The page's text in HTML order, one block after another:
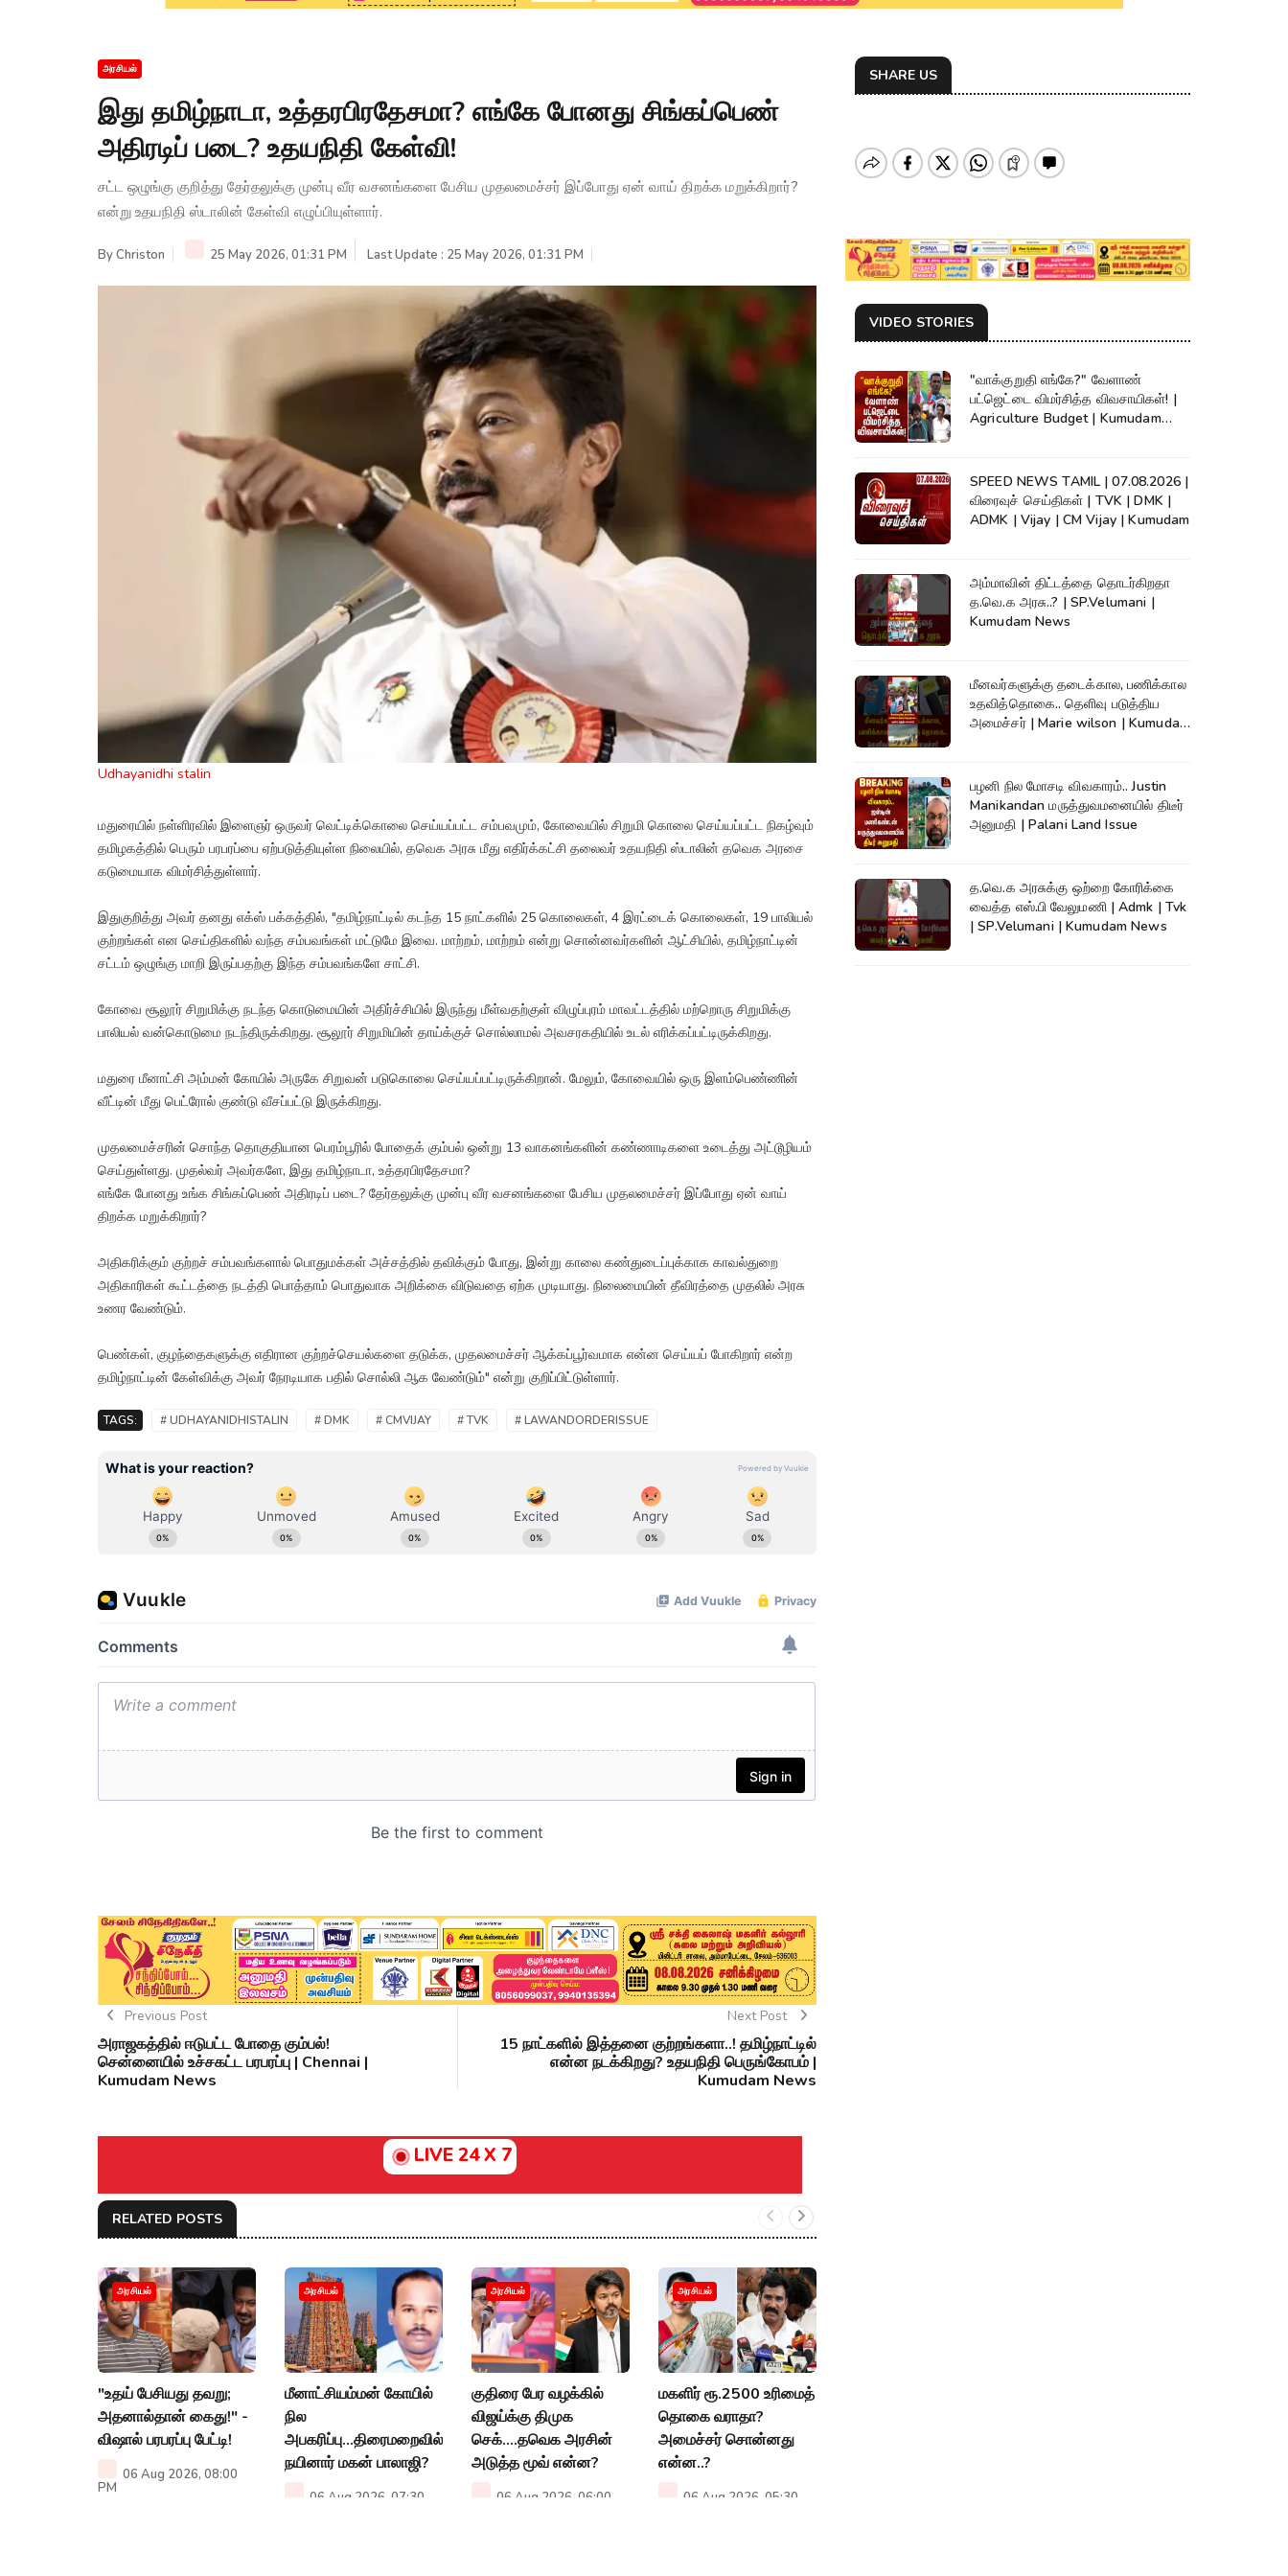
அரசியல்
இது தமிழ்நாடா, உத்தரபிரதேசமா? எங்கே போனது சிங்கப்பெண்
அதிரடிப் படை? உதயநிதி கேள்வி!
சட்ட ஒழுங்கு குறித்து தேர்தலுக்கு முன்பு வீர வசனங்களை பேசிய முதலமைச்சர் இப்போது ஏன் வாய் திறக்க மறுக்கிறார்?
என்று உதயநிதி ஸ்டாலின் கேள்வி எழுப்பியுள்ளார்.
ByChriston 25 May 2026, 01:31 PM Last Update : 25 May 2026, 01:31 PM
Udhayanidhi stalin
மதுரையில் நள்ளிரவில் இளைஞர் ஒருவர் வெட்டிக்கொலை செய்யப்பட்ட சம்பவமும், கோவையில் சிறுமி கொலை செய்யப்பட்ட நிகழ்வும்
தமிழகத்தில் பெரும் பரபரப்பை ஏற்படுத்தியுள்ள நிலையில், தவெக அரசு மீது எதிர்க்கட்சி தலைவர் உதயநிதி ஸ்டாலின் தவெக அரசை
கடுமையாக விமர்சித்துள்ளார்.
இதுகுறித்து அவர் தனது எக்ஸ் பக்கத்தில், "தமிழ்நாட்டில் கடந்த 15 நாட்களில் 25 கொலைகள், 4 இரட்டைக் கொலைகள், 19 பாலியல்
குற்றங்கள் என செய்திகளில் வந்த சம்பவங்கள் மட்டுமே இவை. மாற்றம், மாற்றம் என்று சொன்னவர்களின் ஆட்சியில், தமிழ்நாட்டின்
சட்டம் ஒழுங்கு மாறி இருப்பதற்கு இந்த சம்பவங்களே சாட்சி.
கோவை சூலூர் சிறுமிக்கு நடந்த கொடுமையின் அதிர்ச்சியில் இருந்து மீள்வதற்குள் விழுப்புரம் மாவட்டத்தில் மற்றொரு சிறுமிக்கு
பாலியல் வன்கொடுமை நடந்திருக்கிறது. சூலூர் சிறுமியின் தாய்க்குச் சொல்லாமல் அவசரகதியில் உடல் எரிக்கப்பட்டிருக்கிறது.
மதுரை மீனாட்சி அம்மன் கோயில் அருகே சிறுவன் படுகொலை செய்யப்பட்டிருக்கிறான். மேலும், கோவையில் ஒரு இளம்பெண்ணின்
வீட்டின் மீது பெட்ரோல் குண்டு வீசப்பட்டு இருக்கிறது.
முதலமைச்சரின் சொந்த தொகுதியான பெரம்பூரில் போதைக் கும்பல் ஒன்று 13 வாகனங்களின் கண்ணாடிகளை உடைத்து அட்டூழியம்
செய்துள்ளது. முதல்வர் அவர்களே, இது தமிழ்நாடா, உத்தரபிரதேசமா?
எங்கே போனது உங்க சிங்கப்பெண் அதிரடிப் படை? தேர்தலுக்கு முன்பு வீர வசனங்களை பேசிய முதலமைச்சர் இப்போது ஏன் வாய்
திறக்க மறுக்கிறார்?
அதிகரிக்கும் குற்றச் சம்பவங்களால் பொதுமக்கள் அச்சத்தில் தவிக்கும் போது, இன்று காலை கண்துடைப்புக்காக காவல்துறை
அதிகாரிகள் கூட்டத்தை நடத்தி பொத்தாம் பொதுவாக அறிக்கை விடுவதை ஏற்க முடியாது. நிலைமையின் தீவிரத்தை முதலில் அரசு
உணர வேண்டும்.
பெண்கள், குழந்தைகளுக்கு எதிரான குற்றச்செயல்களை தடுக்க, முதலமைச்சர் ஆக்கப்பூர்வமாக என்ன செய்யப் போகிறார் என்ற
தமிழ்நாட்டின் கேள்விக்கு அவர் நேரடியாக பதில் சொல்லி ஆக வேண்டும்" என்று குறிப்பிட்டுள்ளார்.
TAGS: # UDHAYANIDHISTALIN # DMK # CMVIJAY # TVK # LAWANDORDERISSUE
Previous Post
அராஜகத்தில் ஈடுபட்ட போதை கும்பல்!
சென்னையில் உச்சகட்ட பரபரப்பு | Chennai |
Kumudam News
Next Post
15 நாட்களில் இத்தனை குற்றங்களா..! தமிழ்நாட்டில்
என்ன நடக்கிறது? உதயநிதி பெருங்கோபம் |
Kumudam News
LIVE 24 X 7
RELATED POSTS
அரசியல்
"உதய் பேசியது தவறு;
அதனால்தான் கைது!" -
விஷால் பரபரப்பு பேட்டி!
06 Aug 2026, 08:00
PM
அரசியல்
மீனாட்சியம்மன் கோயில்
நில
அபகரிப்பு...திரைமறைவில்
நயினார் மகன் பாலாஜி?
06 Aug 2026, 07:30
அரசியல்
குதிரை பேர வழக்கில்
விஜய்க்கு திமுக
செக்....தவெக அரசின்
அடுத்த மூவ் என்ன?
06 Aug 2026, 06:00
அரசியல்
மகளிர் ரூ.2500 உரிமைத்
தொகை வராதா?
அமைச்சர் சொன்னது
என்ன..?
06 Aug 2026, 05:30
SHARE US
VIDEO STORIES
"வாக்குறுதி எங்கே?" வேளாண்
பட்ஜெட்டை விமர்சித்த விவசாயிகள்! |
Agriculture Budget | Kumudam
SPEED NEWS TAMIL | 07.08.2026 |
விரைவுச் செய்திகள் | TVK | DMK |
ADMK | Vijay | CM Vijay | Kumudam
அம்மாவின் திட்டத்தை தொடர்கிறதா
த.வெ.க அரசு..? | SP.Velumani |
Kumudam News
மீனவர்களுக்கு தடைக்கால, பணிக்கால
உதவித்தொகை.. தெளிவு படுத்திய
அமைச்சர் | Marie wilson | Kumudam
பழனி நில மோசடி விவகாரம்.. Justin
Manikandan மருத்துவமனையில் திடீர்
அனுமதி | Palani Land Issue
த.வெ.க அரசுக்கு ஒற்றை கோரிக்கை
வைத்த எஸ்.பி வேலுமணி | Admk | Tvk
| SP.Velumani | Kumudam News